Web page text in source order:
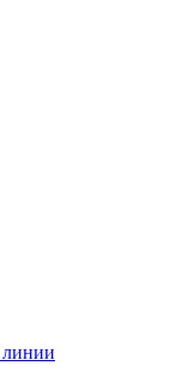
линии